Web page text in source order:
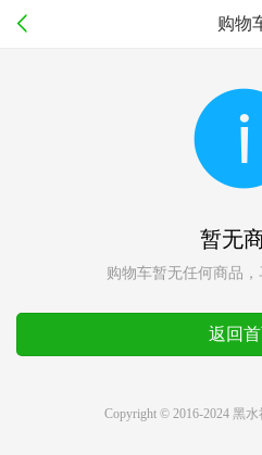
购物
暂无
购物车暂无任何商品，
返回
Copyright © 2016-2024 黑水